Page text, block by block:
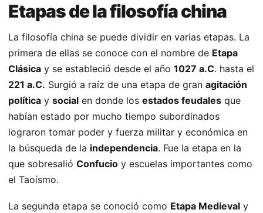
Etapas de la filosofía china
La filosofía china se puede dividir en varias etapas. La
primera de ellas se conoce con el nombre de Etapa
Clásica y se estableció desde el año 1027 a.C. hasta el
221 a.C. Surgió a raíz de una etapa de gran agitación
política y social en donde los estados feudales que
habían estado por mucho tiempo subordinados
lograron tomar poder y fuerza militar y económica en
la búsqueda de la independencia. Fue la etapa en la
que sobresalió Confucio y escuelas importantes como
el Taoísmo.
La segunda etapa se conoció como Etapa Medieval y